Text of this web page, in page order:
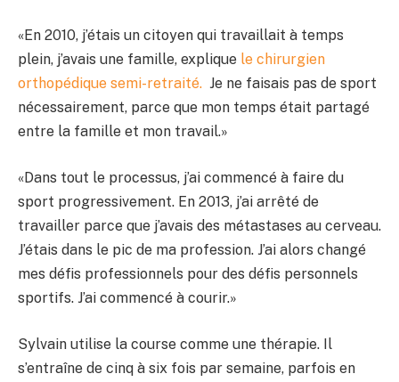
«En 2010, j’étais un citoyen qui travaillait à temps
plein, j’avais une famille, explique le chirurgien
orthopédique semi-retraité. Je ne faisais pas de sport
nécessairement, parce que mon temps était partagé
entre la famille et mon travail.»
«Dans tout le processus, j’ai commencé à faire du
sport progressivement. En 2013, j’ai arrêté de
travailler parce que j’avais des métastases au cerveau.
J’étais dans le pic de ma profession. J’ai alors changé
mes défis professionnels pour des défis personnels
sportifs. J’ai commencé à courir.»
Sylvain utilise la course comme une thérapie. Il
s’entraîne de cinq à six fois par semaine, parfois en